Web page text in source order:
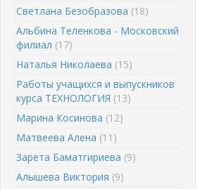
Светлана Безобразова (18)
Альбина Теленкова - Московский
филиал (17)
Наталья Николаева (15)
Работы учащихся и выпускников
курса ТЕХНОЛОГИЯ (13)
Марина Косинова (12)
Матвеева Алена (11)
Зарета Баматгириева (9)
Алышева Виктория (9)